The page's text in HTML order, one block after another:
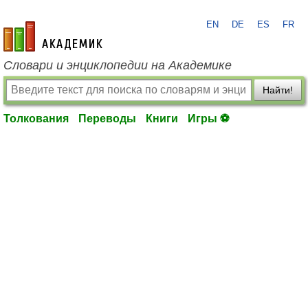
academic.ru
EN DE ES FR
Словари и энциклопедии на Академике
Найти!
Толкования Переводы Книги Игры ⚽